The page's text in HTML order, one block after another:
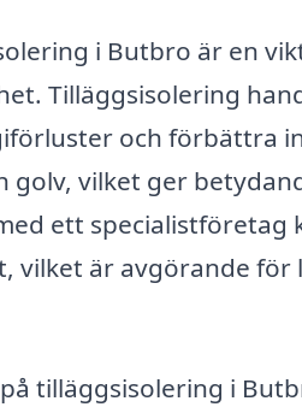
i Butbro är en
Tilläggsisolering
och förbättra
golv, vilket ger
ett specialistföretag
vilket är avgörande för
tilläggsisolering i